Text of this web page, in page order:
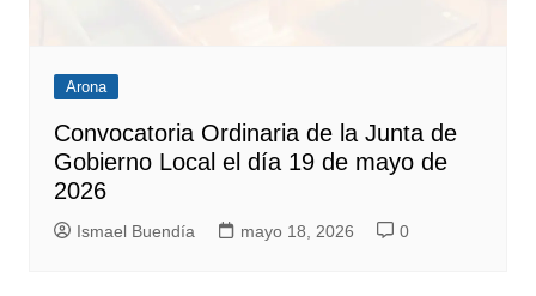
Arona
Convocatoria Ordinaria de la Junta de
Gobierno Local el día 19 de mayo de
2026
Ismael Buendía mayo 18, 2026 0